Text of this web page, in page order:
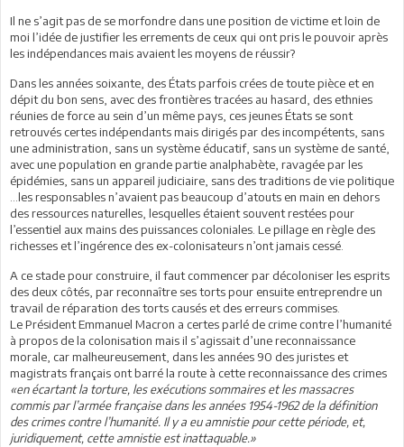
Il ne s’agit pas de se morfondre dans une position de victime et loin de
moi l’idée de justifier les errements de ceux qui ont pris le pouvoir après
les indépendances mais avaient les moyens de réussir?
Dans les années soixante, des États parfois crées de toute pièce et en
dépit du bon sens, avec des frontières tracées au hasard, des ethnies
réunies de force au sein d’un même pays, ces jeunes États se sont
retrouvés certes indépendants mais dirigés par des incompétents, sans
une administration, sans un système éducatif, sans un système de santé,
avec une population en grande partie analphabète, ravagée par les
épidémies, sans un appareil judiciaire, sans des traditions de vie politique
…les responsables n’avaient pas beaucoup d’atouts en main en dehors
des ressources naturelles, lesquelles étaient souvent restées pour
l’essentiel aux mains des puissances coloniales. Le pillage en règle des
richesses et l’ingérence des ex-colonisateurs n’ont jamais cessé.
A ce stade pour construire, il faut commencer par décoloniser les esprits
des deux côtés, par reconnaître ses torts pour ensuite entreprendre un
travail de réparation des torts causés et des erreurs commises.
Le Président Emmanuel Macron a certes parlé de crime contre l’humanité
à propos de la colonisation mais il s’agissait d’une reconnaissance
morale, car malheureusement, dans les années 90 des juristes et
magistrats français ont barré la route à cette reconnaissance des crimes
«en écartant la torture, les exécutions sommaires et les massacres
commis par l’armée française dans les années 1954-1962 de la définition
des crimes contre l’humanité. Il y a eu amnistie pour cette période, et,
juridiquement, cette amnistie est inattaquable.»